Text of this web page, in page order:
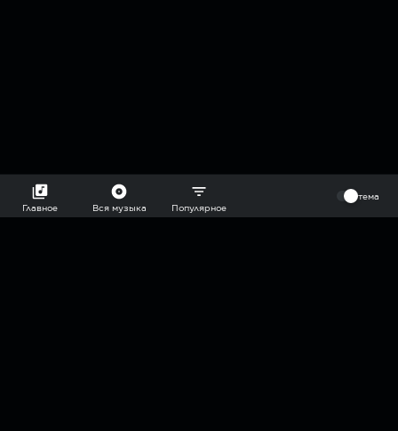
Главное Вся музыка Популярное
тема